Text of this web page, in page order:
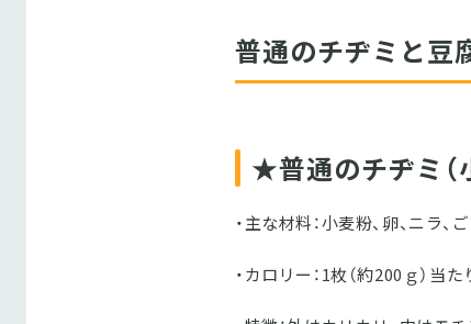
普通のチヂミと豆
★普通のチヂミ（
・主な材料：小麦粉、卵、ニラ、
・カロリー：1枚（約200ｇ）当